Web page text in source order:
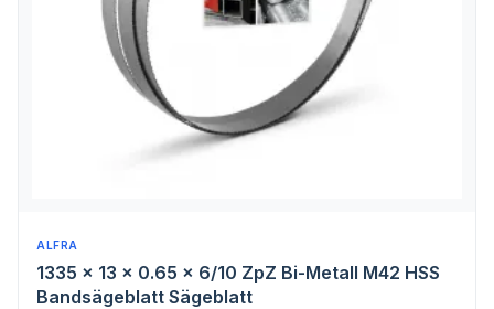
ALFRA
1335 x 13 x 0.65 x 6/10 ZpZ Bi-Metall M42 HSS
Bandsägeblatt Sägeblatt